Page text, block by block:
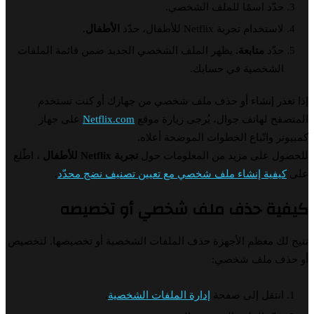
حدّد اسمًا للملف الشخصي.
لاستخدام تجربة Netflix للأطفال، حدّد
الأطفال .
متابعة. يظهر الملف الشخصي الجديد ضمن قائمة الملفات
الشخصية في حسابك.
إنشاء أو حذف ملف شخصي من جهازك أو كنت تستخدم
لهاتف جوال، يُرجى زيارة موقعNetflix.comعلى جهاز
واتّباع الخطوات الموضحة أعلاه.
على مزيد من المعلومات حولتجربة Netflix للأطفال
، اطّلع
إنشاء ملف شخصي مع تعيين تصنيف نضج محدّد.
حذف ملف شخصي أو تخصيصه
معظم الأجهزة حذف الملفات الشخصية أو تخصيصها. لتخصيص
ملف شخصي:
انتقل إلى صفحة إدارة الملفات الشخصية.